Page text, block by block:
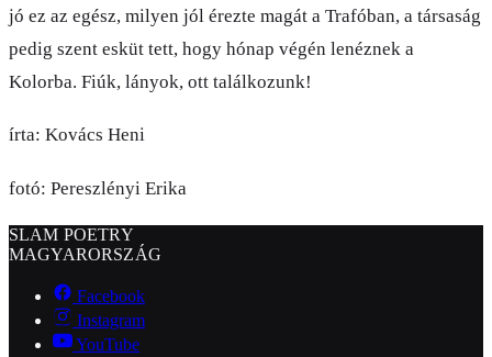
jó ez az egész, milyen jól érezte magát a Trafóban, a társaság
pedig szent esküt tett, hogy hónap végén lenéznek a
Kolorba. Fiúk, lányok, ott találkozunk!
írta: Kovács Heni
fotó: Pereszlényi Erika
SLAM POETRY
MAGYARORSZÁG
Facebook
Instagram
YouTube